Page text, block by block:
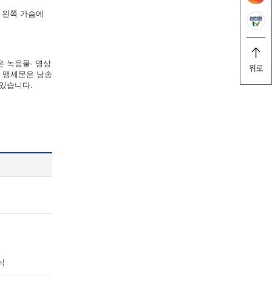
위로
쪽 가슴에
녹음물· 영상
세문은 낭송
습니다.